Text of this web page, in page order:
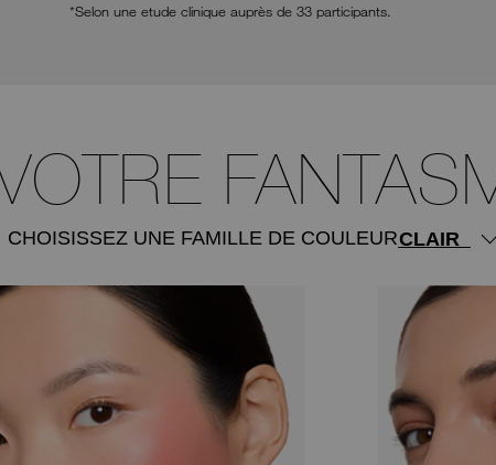
*Selon une etude clinique auprès de 33 participants.
CHOISISSEZ UNE FAMILLE DE COULEUR